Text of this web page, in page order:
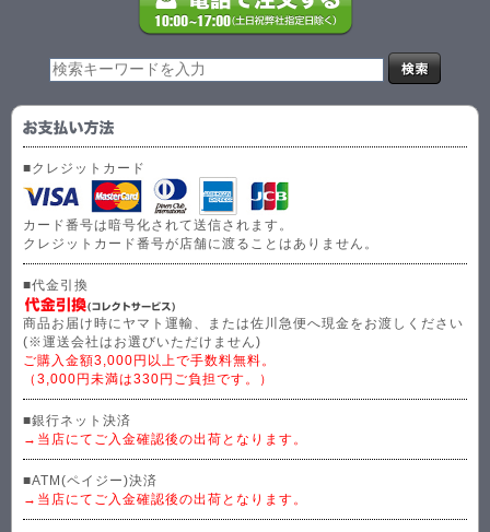
■クレジットカード
カード番号は暗号化されて送信されます。
クレジットカード番号が店舗に渡ることはありません。
■代金引換
商品お届け時にヤマト運輸、または佐川急便へ現金をお渡しください
(※運送会社はお選びいただけません)
ご購入金額3,000円以上で手数料無料。
（3,000円未満は330円ご負担です。）
■銀行ネット決済
→当店にてご入金確認後の出荷となります。
■ATM(ペイジー)決済
→当店にてご入金確認後の出荷となります。